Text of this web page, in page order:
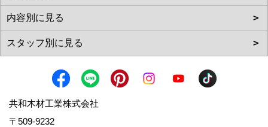
共和木材工業株式会社
〒509-9232